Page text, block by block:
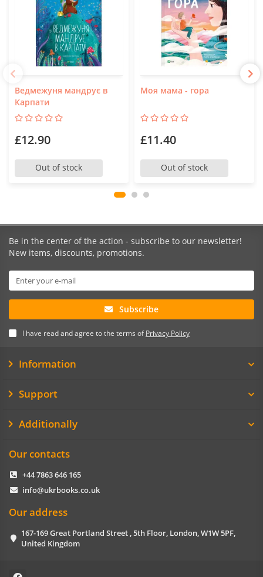
Ведмежуня мандрує в
Карпати
£12.90
Out of stock
Моя мама - гора
£11.40
Out of stock
Be in the center of the action - subscribe to our newsletter!
New items, discounts, promotions.
Subscribe
I have read and agree to the terms ofPrivacy Policy
Information
Support
Additionally
Our contacts
+44 7863 646 165
info@ukrbooks.co.uk
Our address
167-169 Great Portland Street , 5th Floor, London, W1W 5PF,
United Kingdom